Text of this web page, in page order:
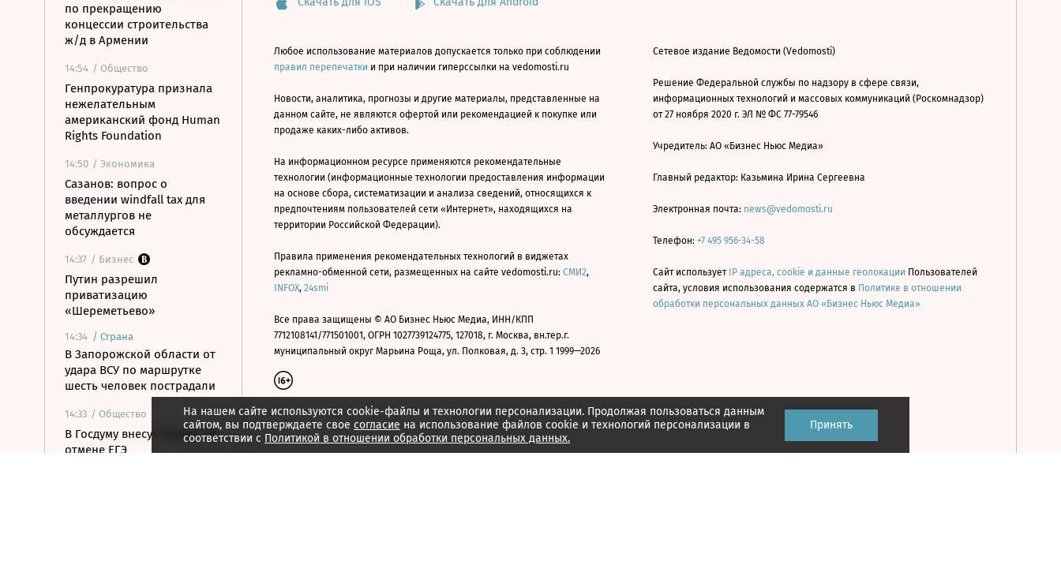
по прекращению
концессии строительства
ж/д в Армении
14:54 / Общество
Генпрокуратура признала
нежелательным
американский фонд Human
Rights Foundation
14:50 / Экономика
Сазанов: вопрос о
введении windfall tax для
металлургов не
обсуждается
14:37 / Бизнес
Путин разрешил
приватизацию
«Шереметьево»
14:34 / Страна
В Запорожской области от
удара ВСУ по маршрутке
шесть человек пострадали
14:33 / Общество
В Госдуму внесут проект об
отмене ЕГЭ
На нашем сайте используются cookie-файлы и технологии персонализации. Продолжая пользоваться данным
сайтом, вы подтверждаете свое согласие на использование файлов cookie и технологий персонализации в
соответствии с Политикой в отношении обработки персональных данных.
Принять
Любое использование материалов допускается только при соблюдении
правил перепечатки и при наличии гиперссылки на vedomosti.ru
Новости, аналитика, прогнозы и другие материалы, представленные на
данном сайте, не являются офертой или рекомендацией к покупке или
продаже каких-либо активов.
На информационном ресурсе применяются рекомендательные
технологии (информационные технологии предоставления информации
на основе сбора, систематизации и анализа сведений, относящихся к
предпочтениям пользователей сети «Интернет», находящихся на
территории Российской Федерации).
Правила применения рекомендательных технологий в виджетах
рекламно-обменной сети, размещенных на сайте vedomosti.ru: СМИ2,
INFOX, 24smi
Все права защищены © АО Бизнес Ньюс Медиа, ИНН/КПП
7712108141/771501001, ОГРН 1027739124775, 127018, г. Москва, вн.тер.г.
муниципальный округ Марьина Роща, ул. Полковая, д. 3, стр. 1 1999—2026
Сетевое издание Ведомости (Vedomosti)
Решение Федеральной службы по надзору в сфере связи,
информационных технологий и массовых коммуникаций (Роскомнадзор)
от 27 ноября 2020 г. ЭЛ № ФС 77-79546
Учредитель: АО «Бизнес Ньюс Медиа»
Главный редактор: Казьмина Ирина Сергеевна
Электронная почта: news@vedomosti.ru
Телефон: +7 495 956-34-58
Сайт использует IP адреса, cookie и данные геолокации Пользователей
сайта, условия использования содержатся в Политике в отношении
обработки персональных данных АО «Бизнес Ньюс Медиа»